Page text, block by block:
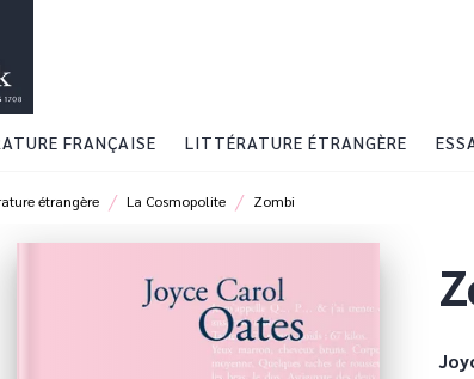
FRANÇAISE LITTÉRATURE ÉTRANGÈRE
étrangère / La Cosmopolite / Zombi